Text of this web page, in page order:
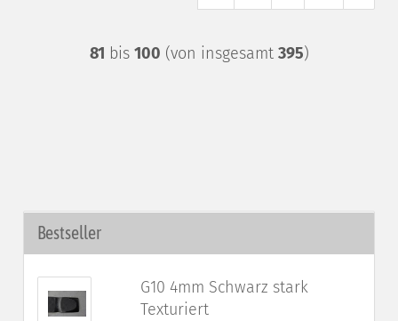
81 bis 100 (von insgesamt 395)
Bestseller
G10 4mm Schwarz stark
Texturiert